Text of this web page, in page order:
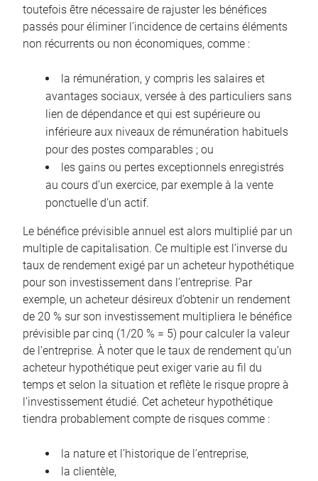
toutefois être nécessaire de rajuster les bénéfices
passés pour éliminer l’incidence de certains éléments
non récurrents ou non économiques, comme :
la rémunération, y compris les salaires et
avantages sociaux, versée à des particuliers sans
lien de dépendance et qui est supérieure ou
inférieure aux niveaux de rémunération habituels
pour des postes comparables ; ou
les gains ou pertes exceptionnels enregistrés
au cours d’un exercice, par exemple à la vente
ponctuelle d’un actif.
Le bénéfice prévisible annuel est alors multiplié par un
multiple de capitalisation. Ce multiple est l’inverse du
taux de rendement exigé par un acheteur hypothétique
pour son investissement dans l’entreprise. Par
exemple, un acheteur désireux d’obtenir un rendement
de 20 % sur son investissement multipliera le bénéfice
prévisible par cinq (1/20 % = 5) pour calculer la valeur
de l’entreprise. À noter que le taux de rendement qu’un
acheteur hypothétique peut exiger varie au fil du
temps et selon la situation et reflète le risque propre à
l’investissement étudié. Cet acheteur hypothétique
tiendra probablement compte de risques comme :
la nature et l’historique de l’entreprise,
la clientèle,